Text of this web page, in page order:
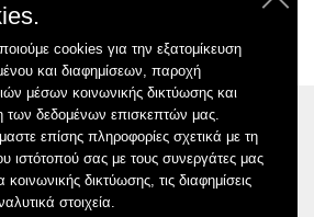
cookies για την εξατομίκευση
και διαφημίσεων, παροχή
μέσων κοινωνικής δικτύωσης και
των δεδομένων επισκεπτών μας.
επίσης πληροφορίες σχετικά με τη
ιστότοπού σας με τους συνεργάτες μας
δικτύωσης, τις διαφημίσεις
στοιχεία.